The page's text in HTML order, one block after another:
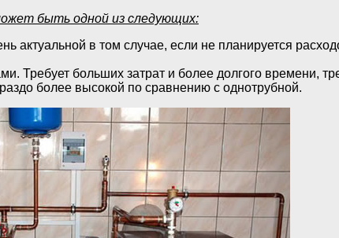
быть одной из следующих:
актуальной в том случае, если не планируется
Требует больших затрат и более долгого времени,
более высокой по сравнению с однотрубной.